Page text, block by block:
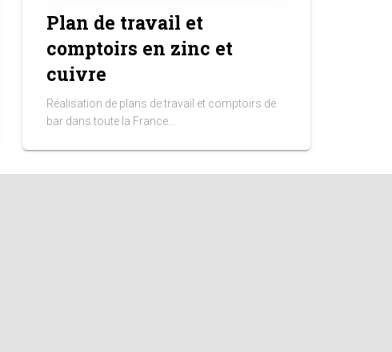
Plan de travail et
comptoirs en zinc et
cuivre
Réalisation de plans de travail et comptoirs de
bar dans toute la France...